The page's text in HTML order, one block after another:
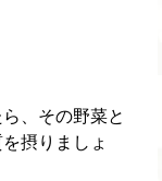
、その野菜と
摂りましょ